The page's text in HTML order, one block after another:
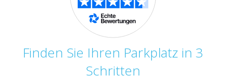
Finden Sie Ihren Parkplatz in 3
Schritten